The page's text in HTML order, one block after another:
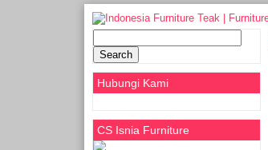
for:
Hubungi Kami
CS Isnia Furniture